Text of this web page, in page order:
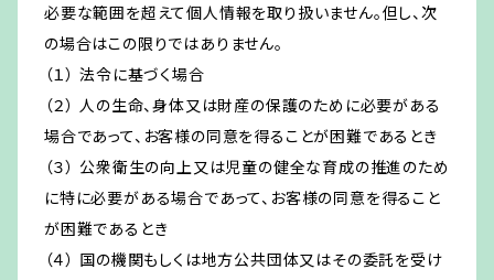
必要な範囲を超えて個人情報を取り扱いません。但し、次
の場合はこの限りではありません。
（１） 法令に基づく場合
（２） 人の生命、身体又は財産の保護のために必要がある
場合であって、お客様の同意を得ることが困難であるとき
（３） 公衆衛生の向上又は児童の健全な育成の推進のため
に特に必要がある場合であって、お客様の同意を得ること
が困難であるとき
（４） 国の機関もしくは地方公共団体又はその委託を受け